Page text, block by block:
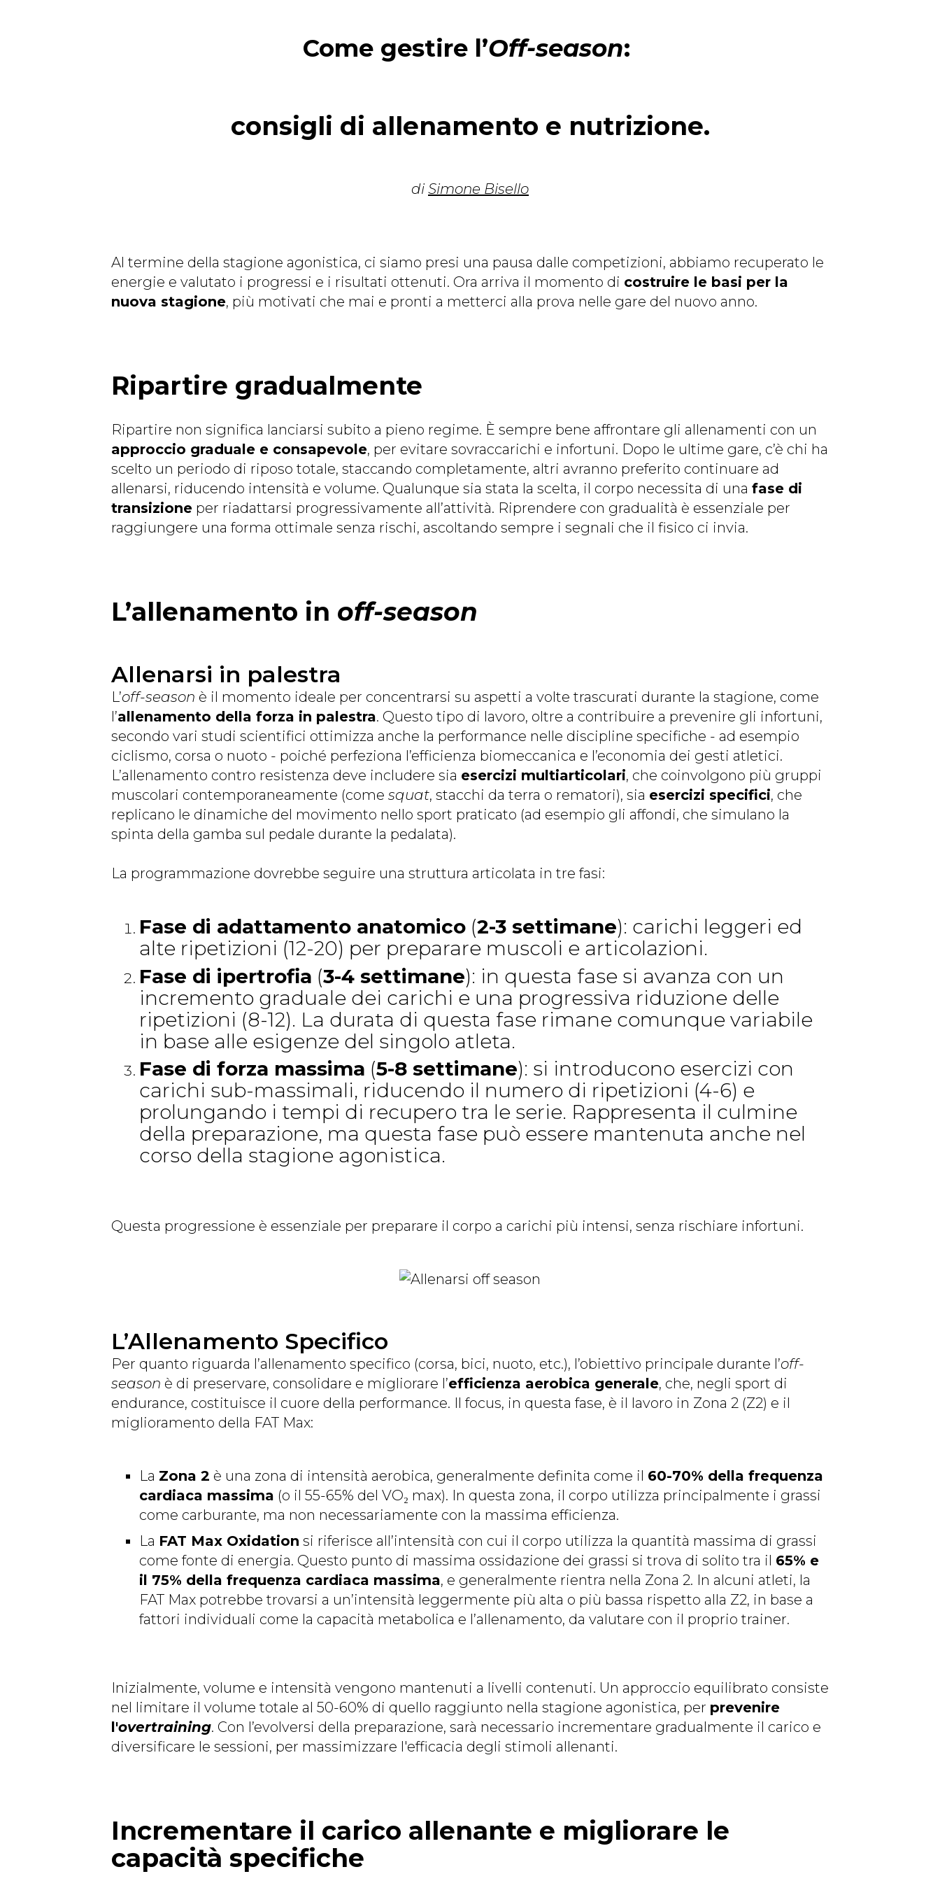
Come gestire l’Off-season:
consigli di allenamento e nutrizione.
di Simone Bisello
Al termine della stagione agonistica, ci siamo presi una pausa dalle competizioni, abbiamo recuperato le
energie e valutato i progressi e i risultati ottenuti. Ora arriva il momento di costruire le basi per la
nuova stagione, più motivati che mai e pronti a metterci alla prova nelle gare del nuovo anno.
Ripartire gradualmente
Ripartire non significa lanciarsi subito a pieno regime. È sempre bene affrontare gli allenamenti con un
approccio graduale e consapevole, per evitare sovraccarichi e infortuni. Dopo le ultime gare, c’è chi ha
scelto un periodo di riposo totale, staccando completamente, altri avranno preferito continuare ad
allenarsi, riducendo intensità e volume. Qualunque sia stata la scelta, il corpo necessita di una fase di
transizione per riadattarsi progressivamente all’attività. Riprendere con gradualità è essenziale per
raggiungere una forma ottimale senza rischi, ascoltando sempre i segnali che il fisico ci invia.
L’allenamento in off-season
Allenarsi in palestra
L’off-season è il momento ideale per concentrarsi su aspetti a volte trascurati durante la stagione, come
l’allenamento della forza in palestra. Questo tipo di lavoro, oltre a contribuire a prevenire gli infortuni,
secondo vari studi scientifici ottimizza anche la performance nelle discipline specifiche - ad esempio
ciclismo, corsa o nuoto - poiché perfeziona l’efficienza biomeccanica e l’economia dei gesti atletici.
L’allenamento contro resistenza deve includere sia esercizi multiarticolari, che coinvolgono più gruppi
muscolari contemporaneamente (come squat, stacchi da terra o rematori), sia esercizi specifici, che
replicano le dinamiche del movimento nello sport praticato (ad esempio gli affondi, che simulano la
spinta della gamba sul pedale durante la pedalata).
La programmazione dovrebbe seguire una struttura articolata in tre fasi:
Fase di adattamento anatomico (2-3 settimane): carichi leggeri ed
alte ripetizioni (12-20) per preparare muscoli e articolazioni.
Fase di ipertrofia (3-4 settimane): in questa fase si avanza con un
incremento graduale dei carichi e una progressiva riduzione delle
ripetizioni (8-12). La durata di questa fase rimane comunque variabile
in base alle esigenze del singolo atleta.
Fase di forza massima (5-8 settimane): si introducono esercizi con
carichi sub-massimali, riducendo il numero di ripetizioni (4-6) e
prolungando i tempi di recupero tra le serie. Rappresenta il culmine
della preparazione, ma questa fase può essere mantenuta anche nel
corso della stagione agonistica.
Questa progressione è essenziale per preparare il corpo a carichi più intensi, senza rischiare infortuni.
L’Allenamento Specifico
Per quanto riguarda l’allenamento specifico (corsa, bici, nuoto, etc.), l’obiettivo principale durante l’off-
season è di preservare, consolidare e migliorare l’efficienza aerobica generale, che, negli sport di
endurance, costituisce il cuore della performance. Il focus, in questa fase, è il lavoro in Zona 2 (Z2) e il
miglioramento della FAT Max:
La Zona 2 è una zona di intensità aerobica, generalmente definita come il 60-70% della frequenza
cardiaca massima (o il 55-65% del VO₂ max). In questa zona, il corpo utilizza principalmente i grassi
come carburante, ma non necessariamente con la massima efficienza.
La FAT Max Oxidation si riferisce all’intensità con cui il corpo utilizza la quantità massima di grassi
come fonte di energia. Questo punto di massima ossidazione dei grassi si trova di solito tra il 65% e
il 75% della frequenza cardiaca massima, e generalmente rientra nella Zona 2. In alcuni atleti, la
FAT Max potrebbe trovarsi a un’intensità leggermente più alta o più bassa rispetto alla Z2, in base a
fattori individuali come la capacità metabolica e l’allenamento, da valutare con il proprio trainer.
Inizialmente, volume e intensità vengono mantenuti a livelli contenuti. Un approccio equilibrato consiste
nel limitare il volume totale al 50-60% di quello raggiunto nella stagione agonistica, per prevenire
l'overtraining. Con l’evolversi della preparazione, sarà necessario incrementare gradualmente il carico e
diversificare le sessioni, per massimizzare l'efficacia degli stimoli allenanti.
Incrementare il carico allenante e migliorare le
capacità specifiche